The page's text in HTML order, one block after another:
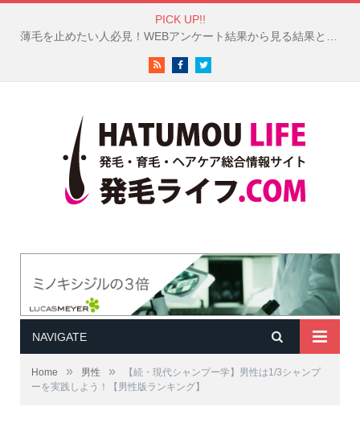
PICK UP!!
白髪対策は成功している？50代以上の女性100人のヘアケア調査結果が興味深い！
RSS FacebookTwitter
NAVIGATE
Home » 男性 »
【続・現代シャンプー学】男性は1/3シャンプ
ーを実践しよう！【男性版ランキング】